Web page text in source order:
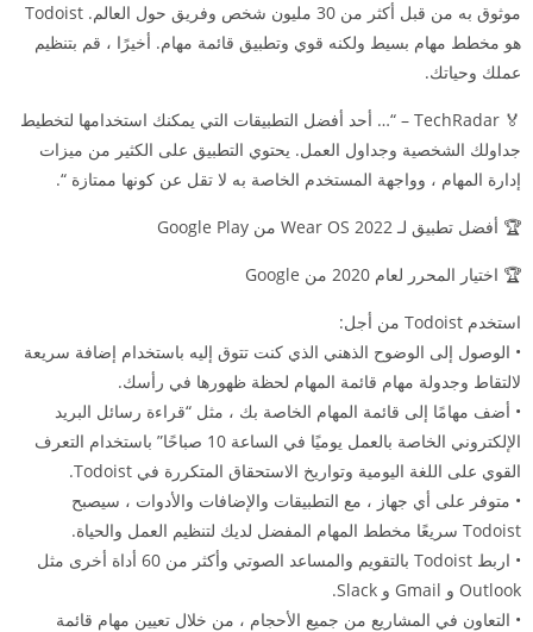
موثوق به من قبل أكثر من 30 مليون شخص وفريق حول العالم. Todoist
هو مخطط مهام بسيط ولكنه قوي وتطبيق قائمة مهام. أخيرًا ، قم بتنظيم
عملك وحياتك.
🏅 TechRadar – “… أحد أفضل التطبيقات التي يمكنك استخدامها لتخطيط
جداولك الشخصية وجداول العمل. يحتوي التطبيق على الكثير من ميزات
إدارة المهام ، وواجهة المستخدم الخاصة به لا تقل عن كونها ممتازة “.
🏆 أفضل تطبيق لـ Wear OS 2022 من Google Play
🏆 اختيار المحرر لعام 2020 من Google
استخدم Todoist من أجل:
• الوصول إلى الوضوح الذهني الذي كنت تتوق إليه باستخدام إضافة سريعة
لالتقاط وجدولة مهام قائمة المهام لحظة ظهورها في رأسك.
• أضف مهامًا إلى قائمة المهام الخاصة بك ، مثل “قراءة رسائل البريد
الإلكتروني الخاصة بالعمل يوميًا في الساعة 10 صباحًا” باستخدام التعرف
القوي على اللغة اليومية وتواريخ الاستحقاق المتكررة في Todoist.
• متوفر على أي جهاز ، مع التطبيقات والإضافات والأدوات ، سيصبح
Todoist سريعًا مخطط المهام المفضل لديك لتنظيم العمل والحياة.
• اربط Todoist بالتقويم والمساعد الصوتي وأكثر من 60 أداة أخرى مثل
Outlook و Gmail و Slack.
• التعاون في المشاريع من جميع الأحجام ، من خلال تعيين مهام قائمة